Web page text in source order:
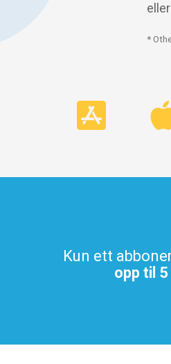
*
Kun ett
opp til